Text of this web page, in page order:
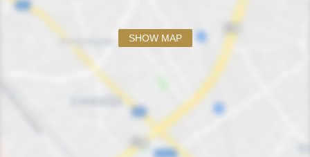
SHOW MAP